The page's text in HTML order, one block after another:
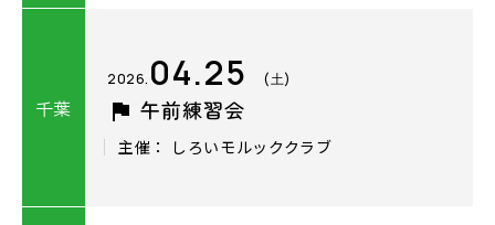
千葉
2026. 04.25 (土)
午前練習会
主催： しろいモルッククラブ